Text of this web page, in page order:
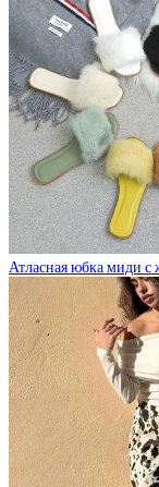
Атласная юбка миди